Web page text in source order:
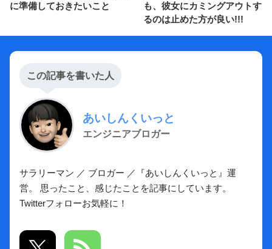
に準備しておきたいこと
も、彼女にカミングアウトす
るのは止めた方が良い!!!
この記事を書いた人
あいしんくいっと
エンジニアブロガー
サラリーマン ／ ブロガー ／『あいしんくいっと』運
営。 思ったこと、感じたことを記事にしています。
Twitterフォローお気軽に！